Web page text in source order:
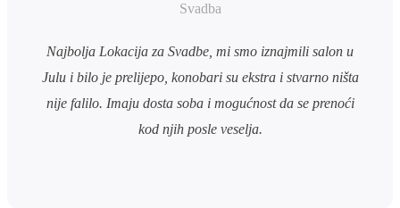
Svadba
Najbolja Lokacija za Svadbe, mi smo iznajmili salon u
Julu i bilo je prelijepo, konobari su ekstra i stvarno ništa
nije falilo. Imaju dosta soba i mogućnost da se prenoći
kod njih posle veselja.